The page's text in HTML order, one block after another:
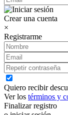
Crear una cuenta
×
Registrarme
Quiero recibir
Ver los términos y
Finalizar registro